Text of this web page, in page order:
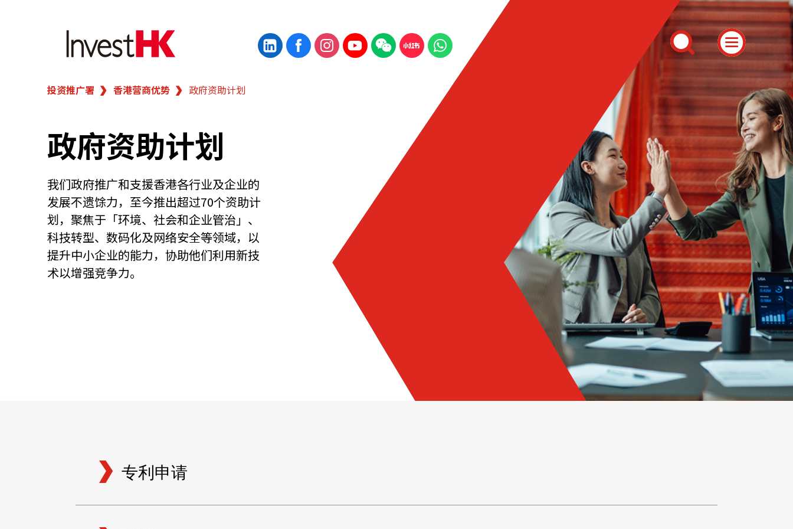
繁 简
我们的客户
新闻及活动
业务领域
在港开业
投资推广署 香港营商优势 政府资助计划
政府资助计划
我们政府推广和支援香港各行业及企业的
发展不遗馀力，至今推出超过70个资助计
划，聚焦于「环境、社会和企业管治」、
科技转型、数码化及网络安全等领域，以
提升中小企业的能力，协助他们利用新技
术以增强竞争力。
专利申请